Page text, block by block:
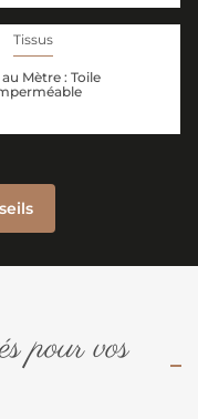
Tissus
Mètre : Toile
pour vos